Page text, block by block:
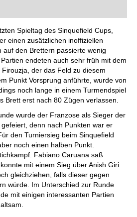
spielen: Mit
intelligenter und
Spieltag des Sinquefield Cups,
einen zusätzlichen inoffiziellen
auf den Brettern passierte wenig
endeten auch sehr früh mit dem
der das Feld zu diesem
Punkt Vorsprung anführte, wurde von
noch lange in einem Turmendspiel
Brett erst nach 80 Zügen verlassen.
wurde der Franzose als Sieger der
denn nach Punkten war er
den Turniersieg beim Sinquefield
noch einen halben Punkt.
Fabiano Caruana saß
mit einem Sieg über Anish Giri
gleichziehen, falls dieser gegen
würde. Im Unterschied zur Runde
mit einigen interessanten Partien